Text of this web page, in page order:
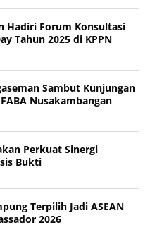
Hadiri Forum Konsultasi
Tahun 2025 di KPPN
Sambut Kunjungan
Nusakambangan
Perkuat Sinergi
Bukti
Terpilih Jadi ASEAN
2026